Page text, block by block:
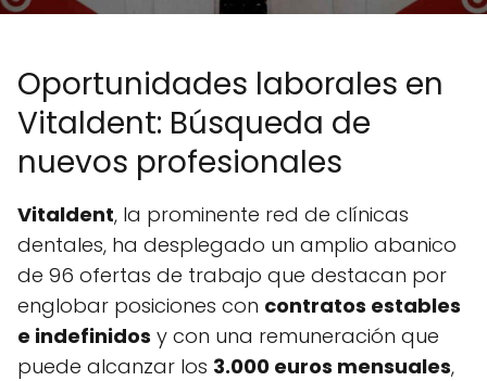
Oportunidades laborales en
Vitaldent: Búsqueda de
nuevos profesionales
Vitaldent, la prominente red de clínicas
dentales, ha desplegado un amplio abanico
de 96 ofertas de trabajo que destacan por
englobar posiciones con contratos estables
e indefinidos y con una remuneración que
puede alcanzar los 3.000 euros mensuales,